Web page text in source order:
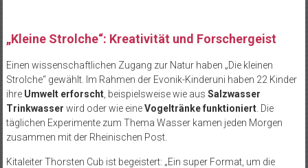
„Kleine Strolche“: Kreativität und Forschergeist
Einen wissenschaftlichen Zugang zur Natur haben „Die kleinen
Strolche“ gewählt. Im Rahmen der Evonik-Kinderuni haben 22 Kinder
ihre Umwelt erforscht, beispielsweise wie aus Salzwasser
Trinkwasser wird oder wie eineVogeltränke funktioniert. Die
täglichen Experimente zum Thema Wasser kamen jeden Morgen
zusammen mit der Rheinischen Post.
Kitaleiter Thorsten Cub ist begeistert: „Ein super Format, um die